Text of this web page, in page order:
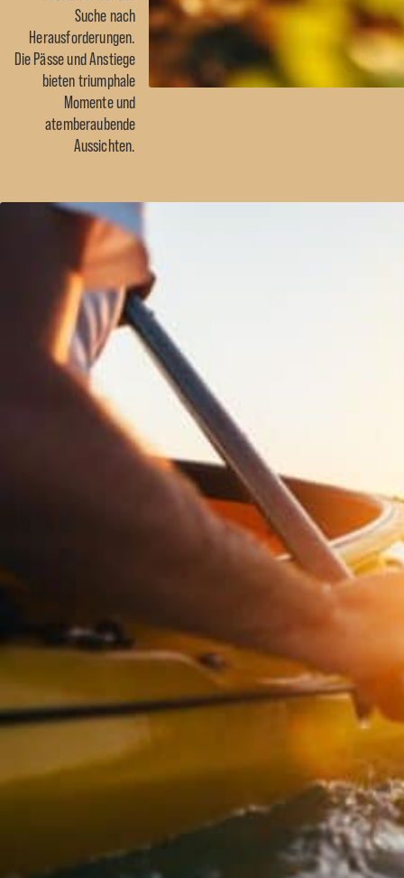
Suche nach
Herausforderungen.
Die Pässe und Anstiege
bieten triumphale
Momente und
atemberaubende
Aussichten.